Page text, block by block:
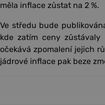
měla inflace zůstat na 2 %.
Ve středu bude
kde zatím ceny zůstávaly
očekává zpomalení jejich
jádrové inflace pak beze